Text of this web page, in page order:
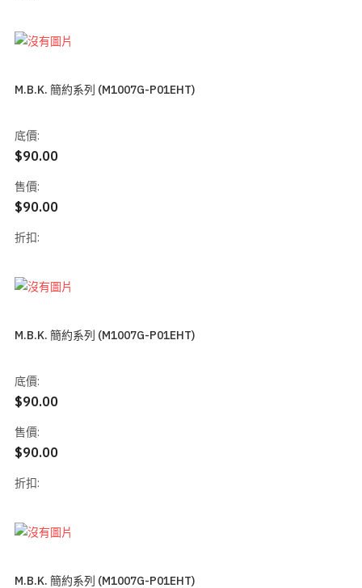
M.B.K. 簡約系列 (M1007G-P01EHT)
底價:
$90.00
售價:
$90.00
折扣:
M.B.K. 簡約系列 (M1007G-P01EHT)
底價:
$90.00
售價:
$90.00
折扣:
M.B.K. 簡約系列 (M1007G-P01EHT)